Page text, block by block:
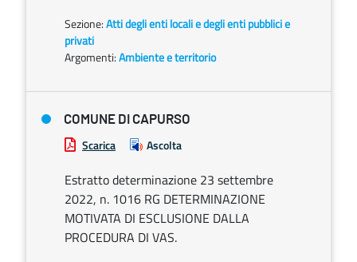
Sezione:Atti degli enti locali e degli enti pubblici e
privati
Argomenti:Ambiente e territorio
COMUNE DI CAPURSO
Scarica Ascolta
Estratto determinazione 23 settembre
2022, n. 1016 RG DETERMINAZIONE
MOTIVATA DI ESCLUSIONE DALLA
PROCEDURA DI VAS.